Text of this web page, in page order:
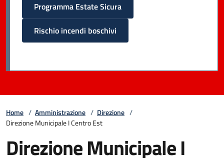
Programma Estate Sicura
Rischio incendi boschivi
Home / Amministrazione / Direzione /
Direzione Municipale I Centro Est
Direzione Municipale I